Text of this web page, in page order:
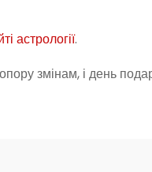
астрології.
змінам, і день